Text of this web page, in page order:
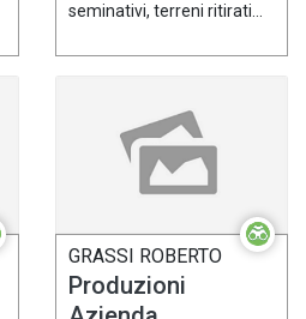
seminativi, terreni ritirati...
GRASSI ROBERTO
Produzioni